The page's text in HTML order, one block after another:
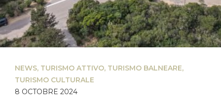
NEWS, TURISMO ATTIVO, TURISMO BALNEARE,
TURISMO CULTURALE
8 OCTOBRE 2024